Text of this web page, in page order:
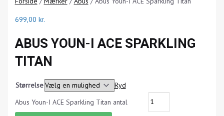
699,00 kr.
ABUS YOUN-I ACE SPARKLING
TITAN
Størrelse
Ryd
Abus Youn-I ACE Sparkling Titan antal